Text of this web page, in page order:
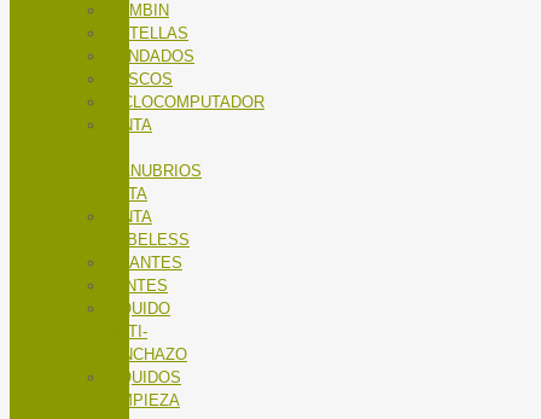
BOMBIN
BOTELLAS
CANDADOS
CASCOS
CICLOCOMPUTADOR
CINTA
MANUBRIOS
RUTA
CINTA
TUBELESS
GUANTES
LENTES
LÍQUIDO
ANTI-
PINCHAZO
LÍQUIDOS
LIMPIEZA